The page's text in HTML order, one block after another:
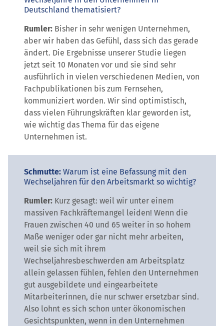
Deutschland thematisiert?
Rumler: Bisher in sehr wenigen Unternehmen,
aber wir haben das Gefühl, dass sich das gerade
ändert. Die Ergebnisse unserer Studie liegen
jetzt seit 10 Monaten vor und sie sind sehr
ausführlich in vielen verschiedenen Medien, von
Fachpublikationen bis zum Fernsehen,
kommuniziert worden. Wir sind optimistisch,
dass vielen Führungskräften klar geworden ist,
wie wichtig das Thema für das eigene
Unternehmen ist.
Schmutte: Warum ist eine Befassung mit den
Wechseljahren für den Arbeitsmarkt so wichtig?
Rumler: Kurz gesagt: weil wir unter einem
massiven Fachkräftemangel leiden! Wenn die
Frauen zwischen 40 und 65 weiter in so hohem
Maße weniger oder gar nicht mehr arbeiten,
weil sie sich mit ihrem
Wechseljahresbeschwerden am Arbeitsplatz
allein gelassen fühlen, fehlen den Unternehmen
gut ausgebildete und eingearbeitete
Mitarbeiterinnen, die nur schwer ersetzbar sind.
Also lohnt es sich schon unter ökonomischen
Gesichtspunkten, wenn in den Unternehmen